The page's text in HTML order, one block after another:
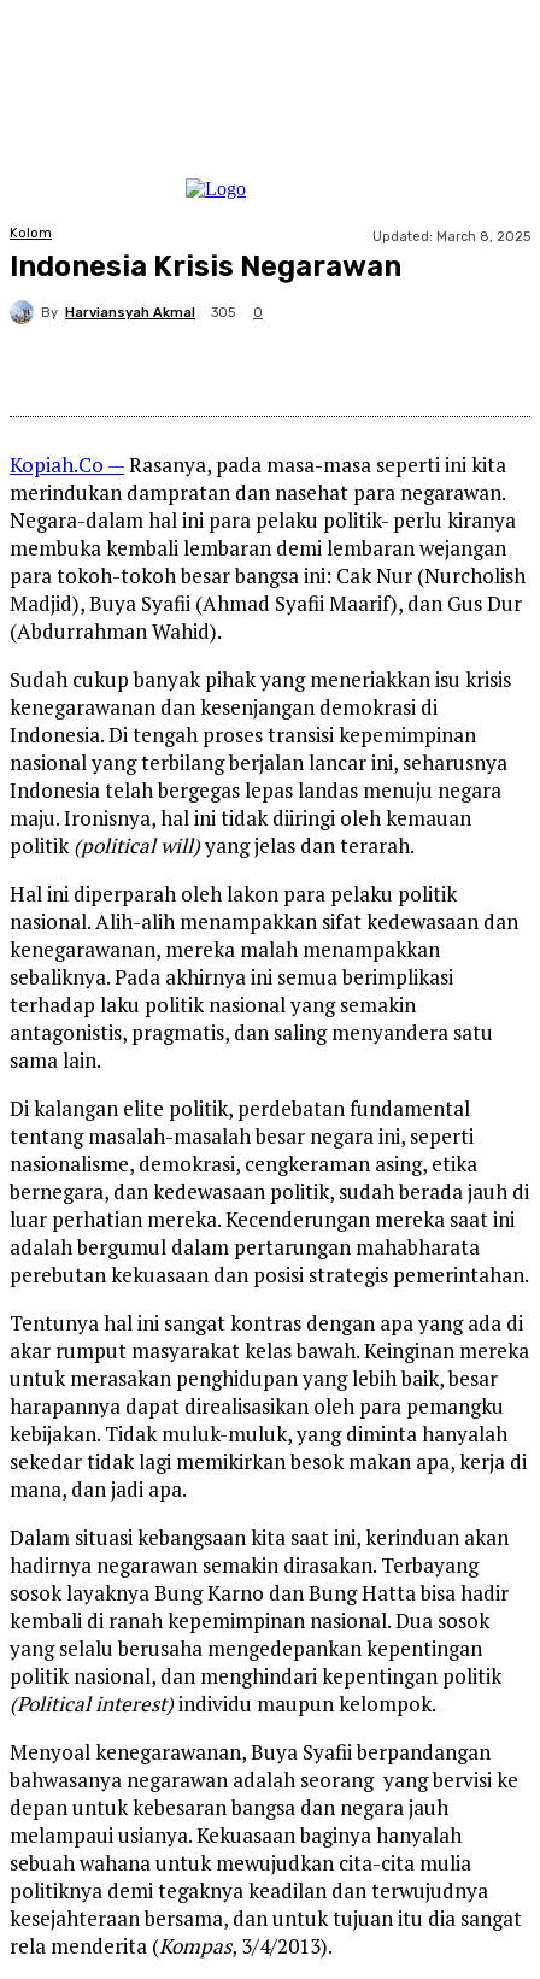
Kolom Updated: March 8, 2025
Indonesia Krisis Negarawan
By Harviansyah Akmal 305 0
Kopiah.Co —Rasanya, pada masa-masa seperti ini kita
merindukan dampratan dan nasehat para negarawan.
Negara-dalam hal ini para pelaku politik- perlu kiranya
membuka kembali lembaran demi lembaran wejangan
para tokoh-tokoh besar bangsa ini: Cak Nur (Nurcholish
Madjid), Buya Syafii (Ahmad Syafii Maarif), dan Gus Dur
(Abdurrahman Wahid).
Sudah cukup banyak pihak yang meneriakkan isu krisis
kenegarawanan dan kesenjangan demokrasi di
Indonesia. Di tengah proses transisi kepemimpinan
nasional yang terbilang berjalan lancar ini, seharusnya
Indonesia telah bergegas lepas landas menuju negara
maju. Ironisnya, hal ini tidak diiringi oleh kemauan
politik(political will)yang jelas dan terarah.
Hal ini diperparah oleh lakon para pelaku politik
nasional. Alih-alih menampakkan sifat kedewasaan dan
kenegarawanan, mereka malah menampakkan
sebaliknya. Pada akhirnya ini semua berimplikasi
terhadap laku politik nasional yang semakin
antagonistis, pragmatis, dan saling menyandera satu
sama lain.
Di kalangan elite politik, perdebatan fundamental
tentang masalah-masalah besar negara ini, seperti
nasionalisme, demokrasi, cengkeraman asing, etika
bernegara, dan kedewasaan politik, sudah berada jauh di
luar perhatian mereka. Kecenderungan mereka saat ini
adalah bergumul dalam pertarungan mahabharata
perebutan kekuasaan dan posisi strategis pemerintahan.
Tentunya hal ini sangat kontras dengan apa yang ada di
akar rumput masyarakat kelas bawah. Keinginan mereka
untuk merasakan penghidupan yang lebih baik, besar
harapannya dapat direalisasikan oleh para pemangku
kebijakan. Tidak muluk-muluk, yang diminta hanyalah
sekedar tidak lagi memikirkan besok makan apa, kerja di
mana, dan jadi apa.
Dalam situasi kebangsaan kita saat ini, kerinduan akan
hadirnya negarawan semakin dirasakan. Terbayang
sosok layaknya Bung Karno dan Bung Hatta bisa hadir
kembali di ranah kepemimpinan nasional. Dua sosok
yang selalu berusaha mengedepankan kepentingan
politik nasional, dan menghindari kepentingan politik
(Political interest)individu maupun kelompok.
Menyoal kenegarawanan, Buya Syafii berpandangan
bahwasanya negarawan adalah seorang yang bervisi ke
depan untuk kebesaran bangsa dan negara jauh
melampaui usianya. Kekuasaan baginya hanyalah
sebuah wahana untuk mewujudkan cita-cita mulia
politiknya demi tegaknya keadilan dan terwujudnya
kesejahteraan bersama, dan untuk tujuan itu dia sangat
rela menderita (Kompas, 3/4/2013).